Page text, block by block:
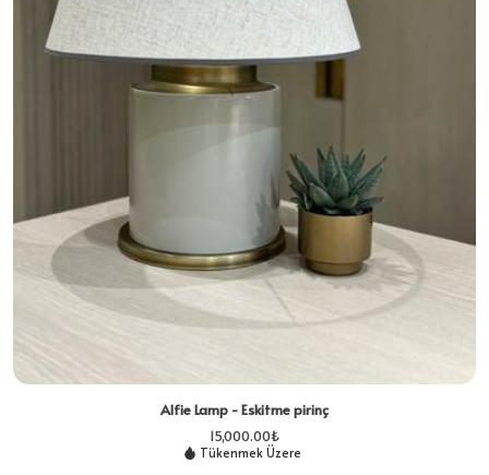
Alfie Lamp - Eskitme pirinç
15,000.00₺
Tükenmek Üzere